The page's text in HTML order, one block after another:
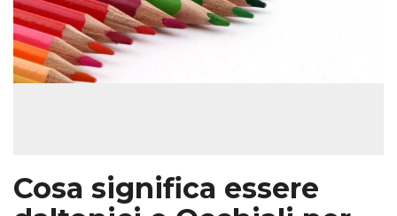
Cosa significa essere